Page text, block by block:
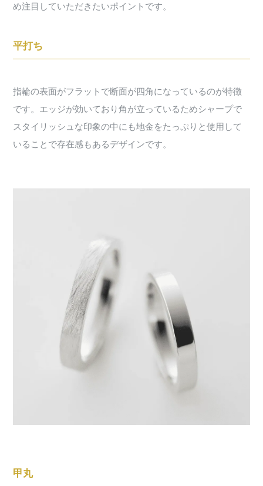
め注目していただきたいポイントです。
平打ち
指輪の表面がフラットで断面が四角になっているのが特徴
です。エッジが効いており角が立っているためシャープで
スタイリッシュな印象の中にも地金をたっぷりと使用して
いることで存在感もあるデザインです。
甲丸